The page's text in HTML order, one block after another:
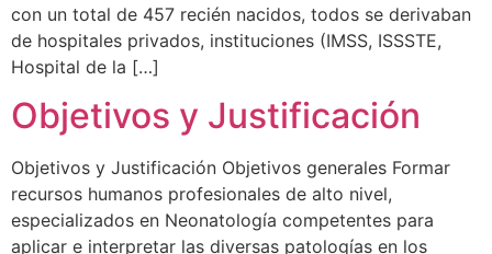
con un total de 457 recién nacidos, todos se derivaban
de hospitales privados, instituciones (IMSS, ISSSTE,
Hospital de la […]
Objetivos y Justificación
Objetivos y Justificación Objetivos generales Formar
recursos humanos profesionales de alto nivel,
especializados en Neonatología competentes para
aplicar e interpretar las diversas patologías en los